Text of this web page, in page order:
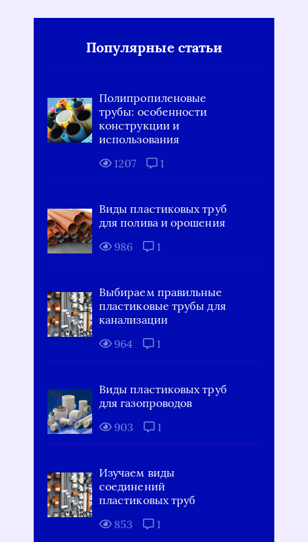
Популярные статьи
Полипропиленовые
трубы: особенности
конструкции и
использования
1207
1
Виды пластиковых труб
для полива и орошения
986
1
Выбираем правильные
пластиковые трубы для
канализации
964
1
Виды пластиковых труб
для газопроводов
903
1
Изучаем виды
соединений
пластиковых труб
853
1